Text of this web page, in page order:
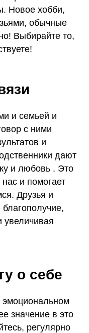
Новое хобби,
обычные
Выбирайте то,
и семьей и
с ними
и
дают
и любовь . Это
и помогает
Друзья и
о себе
эмоциональном
значение в это
регулярно